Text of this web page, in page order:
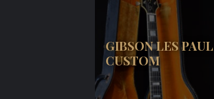
GIBSON LES PAUL
CUSTOM